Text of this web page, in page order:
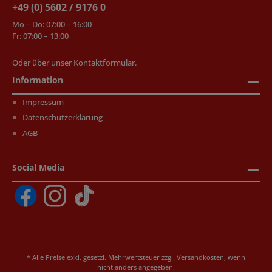
+49 (0) 5602 / 9176 0
Mo – Do: 07:00 – 16:00
Fr: 07:00 – 13:00
Oder über unser Kontaktformular.
Information
Impressum
Datenschutzerklärung
AGB
Social Media
* Alle Preise exkl. gesetzl. Mehrwertsteuer zzgl. Versandkosten, wenn
nicht anders angegeben.